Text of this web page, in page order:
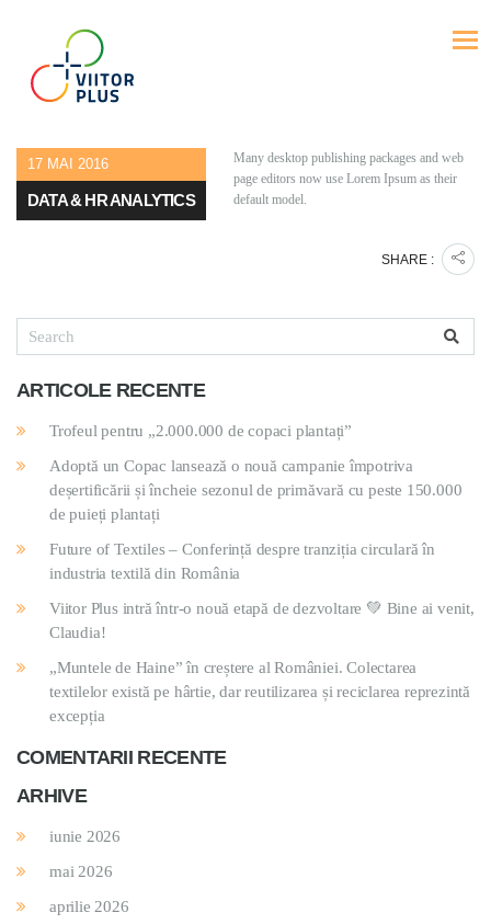
17 MAI 2016
DATA & HR ANALYTICS
Many desktop publishing packages and web
page editors now use Lorem Ipsum as their
default model.
SHARE :
ARTICOLE RECENTE
Trofeul pentru „2.000.000 de copaci plantați”
Adoptă un Copac lansează o nouă campanie împotriva
deșertificării și încheie sezonul de primăvară cu peste 150.000
de puieți plantați
Future of Textiles – Conferință despre tranziția circulară în
industria textilă din România
Viitor Plus intră într-o nouă etapă de dezvoltare 💚 Bine ai venit,
Claudia!
„Muntele de Haine” în creștere al României. Colectarea
textilelor există pe hârtie, dar reutilizarea și reciclarea reprezintă
excepția
COMENTARII RECENTE
ARHIVE
iunie 2026
mai 2026
aprilie 2026